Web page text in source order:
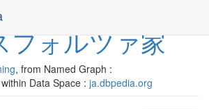
フォルツァ家
, from Named Graph :
Data Space : ja.dbpedia.org